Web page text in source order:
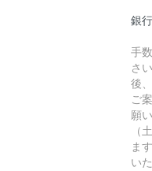
銀
手
さ
後
ご
願
（
ま
い